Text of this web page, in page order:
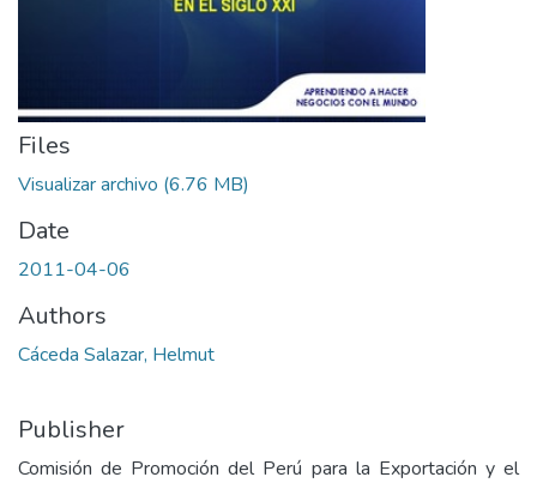
Files
Visualizar archivo (6.76 MB)
Date
2011-04-06
Authors
Cáceda Salazar, Helmut
Publisher
Comisión de Promoción del Perú para la Exportación y el